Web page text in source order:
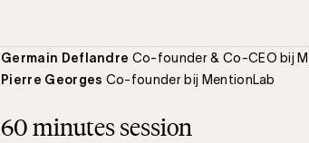
Germain Deflandre Co-founder & Co-CEO bij
Pierre Georges Co-founder bij MentionLab
60 minutes session